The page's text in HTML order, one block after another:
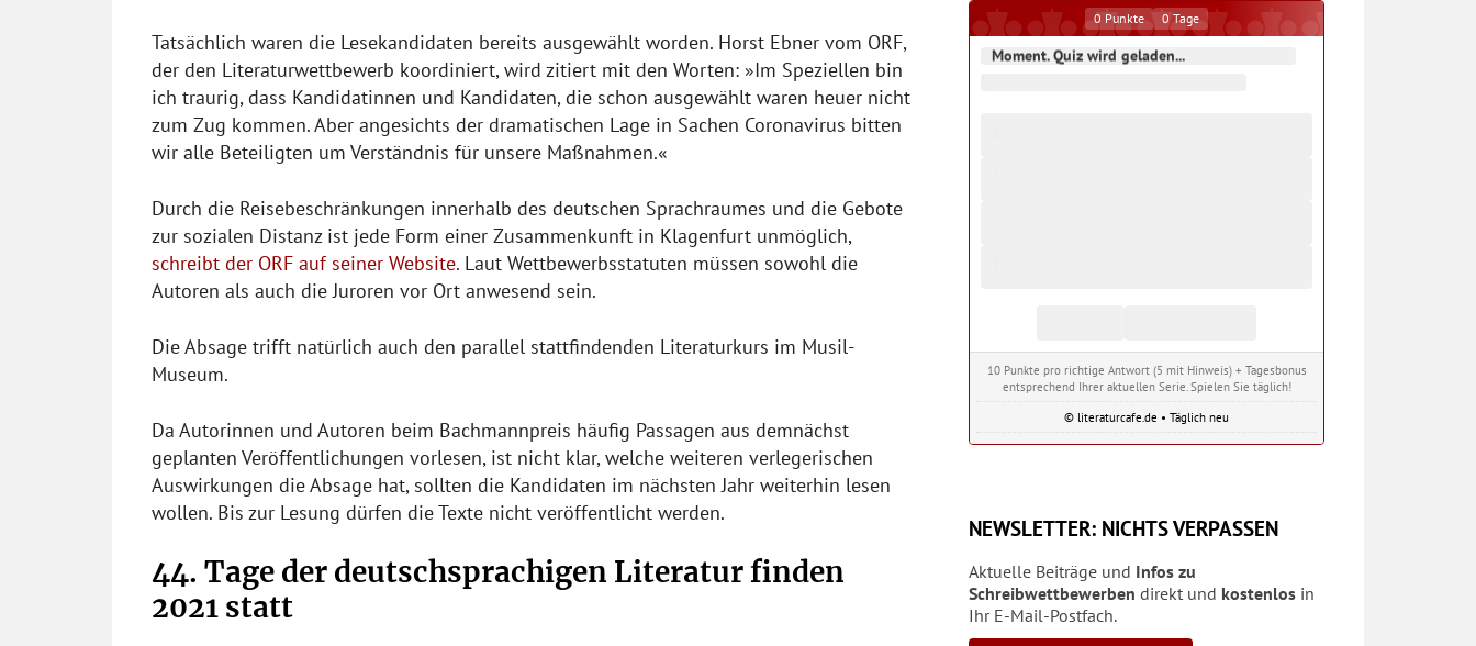
Tatsächlich waren die Lesekandidaten bereits ausgewählt worden. Horst Ebner vom ORF,
der den Literaturwettbewerb koordiniert, wird zitiert mit den Worten: »Im Speziellen bin
ich traurig, dass Kandidatinnen und Kandidaten, die schon ausgewählt waren heuer nicht
zum Zug kommen. Aber angesichts der dramatischen Lage in Sachen Coronavirus bitten
wir alle Beteiligten um Verständnis für unsere Maßnahmen.«
Durch die Reisebeschränkungen innerhalb des deutschen Sprachraumes und die Gebote
zur sozialen Distanz ist jede Form einer Zusammenkunft in Klagenfurt unmöglich,
schreibt der ORF auf seiner Website. Laut Wettbewerbsstatuten müssen sowohl die
Autoren als auch die Juroren vor Ort anwesend sein.
Die Absage trifft natürlich auch den parallel stattfindenden Literaturkurs im Musil-
Museum.
Da Autorinnen und Autoren beim Bachmannpreis häufig Passagen aus demnächst
geplanten Veröffentlichungen vorlesen, ist nicht klar, welche weiteren verlegerischen
Auswirkungen die Absage hat, sollten die Kandidaten im nächsten Jahr weiterhin lesen
wollen. Bis zur Lesung dürfen die Texte nicht veröffentlicht werden.
44. Tage der deutschsprachigen Literatur finden
2021 statt
0 Punkte 0 Tage
Moment. Quiz wird geladen...
10 Punkte pro richtige Antwort (5 mit Hinweis) + Tagesbonus
entsprechend Ihrer aktuellen Serie. Spielen Sie täglich!
© literaturcafe.de • Täglich neu
NEWSLETTER: NICHTS VERPASSEN
Aktuelle Beiträge und Infos zu
Schreibwettbewerben direkt und kostenlos in
Ihr E-Mail-Postfach.